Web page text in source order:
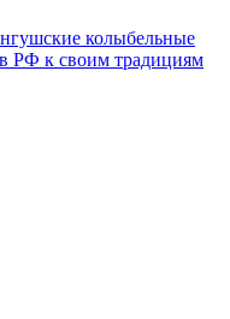
колыбельные
РФ к своим традициям